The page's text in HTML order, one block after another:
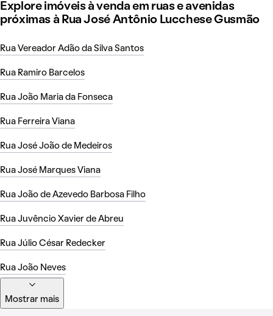
Explore imóveis à venda em ruas e avenidas
próximas à Rua José Antônio Lucchese Gusmão
Rua Vereador Adão da Silva Santos
Rua Ramiro Barcelos
Rua João Maria da Fonseca
Rua Ferreira Viana
Rua José João de Medeiros
Rua José Marques Viana
Rua João de Azevedo Barbosa Filho
Rua Juvêncio Xavier de Abreu
Rua Júlio César Redecker
Rua João Neves
Mostrar mais